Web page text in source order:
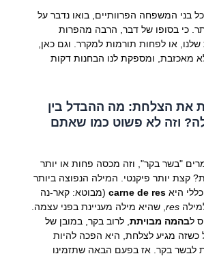
בני המשפחה הפרוותיים, בואו נדבר על
כי בסופו של דבר, הרבה מהפרות
או לפחות תורמות למקרר. וגם כאן,
מאכזבת, ומספקת לנו הבחנות דקות
את הצלחת: מה ההבדל בין
וזה לא פשוט כמו שאתם
"בשר בקר", וזה מכסה פחות או יותר
קצת יותר פיקנטי. המילה הנפוצה ביותר
היא carne de res(מבוטא: קאר-נה
res, שהיא מילה מעניינת בפני עצמה.
לבהמה מבויתת, לרוב בקר, במובן של
מגיע לצלחת, היא הפכה להיות
לבשר בקר. אז בפעם הבאה שתזמינו